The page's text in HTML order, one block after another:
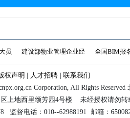
员 建设部物业管理企业经 全国BIM报
权声明 人才招聘
联系我们
Corporation, All Rights
上地西里颂芳园4号楼 未经授权请勿转
监督电话：010--62988191 邮箱：